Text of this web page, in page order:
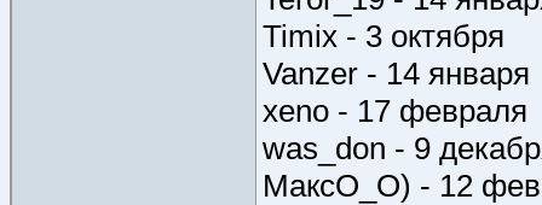
Timix - 3 октября
Vanzer - 14 января
xeno - 17 февраля
was_don - 9
МаксО_О) - 12